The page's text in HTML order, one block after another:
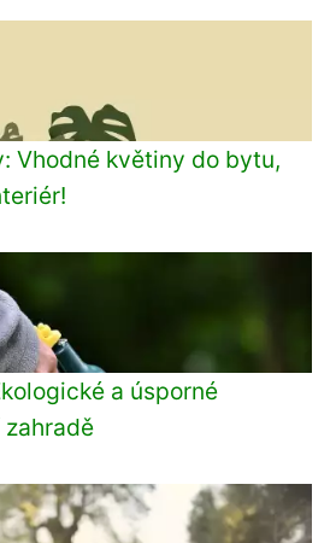
Vhodné květiny do bytu,
a úsporné